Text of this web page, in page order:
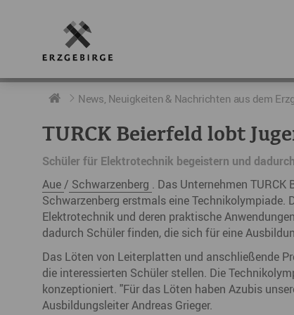
RUND UMS ERZGEBIRGE
Geschichte
Geografie
Der Erzgebirgskreis
Städte im Erzgebirge
Erzgebirgskrimi
Fakten
AKTUELLES
Neuigkeiten
Podcast „hERZschlag“
DIE BOTSCHAFTER
Botschafter im Überblick
Botschafterveranstaltungen
News, Neuigkeiten & Nachrichten aus dem
TURCK Beierfeld lobt
Schüler für Elektrotechnik begeistern und
Aue/ Schwarzenberg . Das Unternehmen
Schwarzenberg erstmals eine Technikolympiade.
Elektrotechnik und deren praktische
dadurch Schüler finden, die sich für eine
Das Löten von Leiterplatten und anschließende
die interessierten Schüler stellen. Die
konzeptioniert. "Für das Löten haben Azubis
Ausbildungsleiter Andreas Grieger.